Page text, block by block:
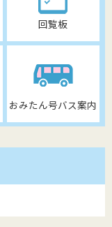
回覧板
おみたん号バス案内